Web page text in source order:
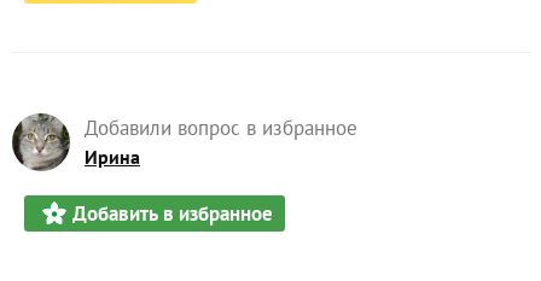
Добавили вопрос в избранное
Ирина
Добавить в избранное